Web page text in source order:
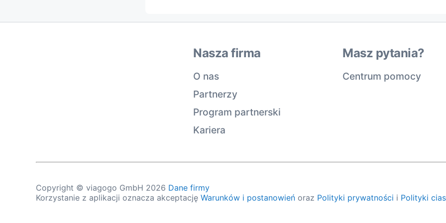
Nasza firma
O nas
Partnerzy
Program partnerski
Kariera
Masz pytania?
Centrum pomocy
Copyright © viagogo GmbH 2026 Dane firmy
Korzystanie z aplikacji oznacza akceptację Warunków i postanowień oraz Polityki prywatności i Polityki